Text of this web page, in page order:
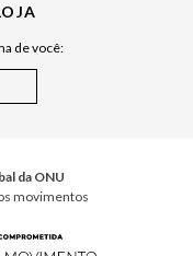
de você:
da ONU
movimentos